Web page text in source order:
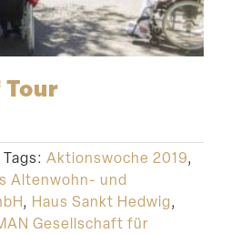
Tags: Aktionswoche 2019,
Altenwohn- und
, Haus Sankt Hedwig,
Gesellschaft für